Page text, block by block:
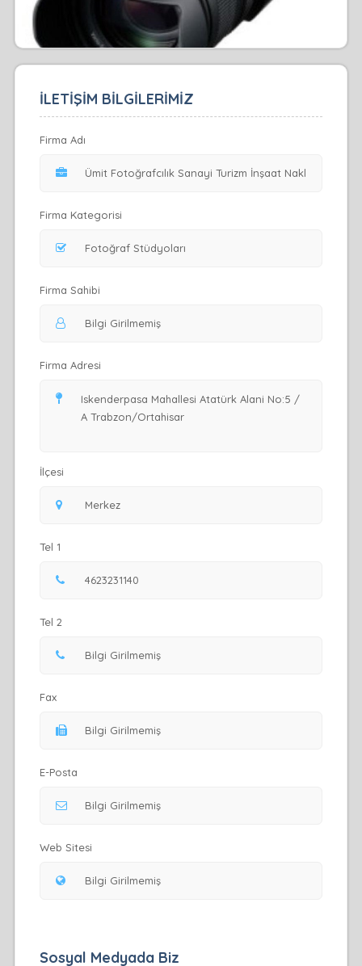
İLETİŞİM BİLGİLERİMİZ
Firma Adı
Firma Kategorisi
Firma Sahibi
Firma Adresi
İlçesi
Tel 1
Tel 2
Fax
E-Posta
Web Sitesi
Sosyal Medyada Biz